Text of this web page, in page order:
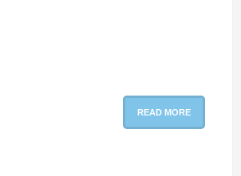
READ MORE